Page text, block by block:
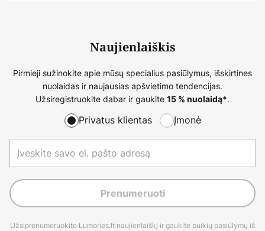
Naujienlaiškis
Pirmieji sužinokite apie mūsų specialius pasiūlymus, išskirtines
nuolaidas ir naujausias apšvietimo tendencijas.
Užsiregistruokite dabar ir gaukite 15 % nuolaidą*.
Privatus klientas Įmonė
Prenumeruoti
Užsiprenumeruokite Lumories.lt naujienlaiškį ir gaukite puikių pasiūlymų iš